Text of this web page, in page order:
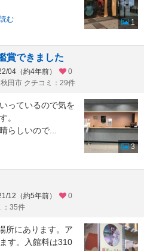
む
1
賞できました
04（約4年前）
0
秋田市 クチコミ：29件
っているので気を
。
らしいので...
3
12（約5年前）
0
：35件
所にあります。ア
す。入館料は310